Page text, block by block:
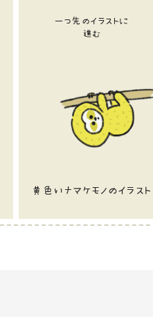
一つ先のイラストに
進む
黄色いナマケモノのイラスト